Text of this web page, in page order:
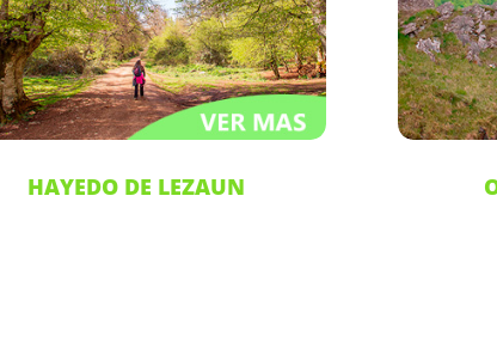
HAYEDO DE LEZAUN